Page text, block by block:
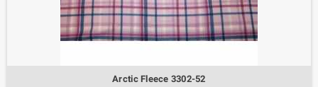
Arctic Fleece 3302-52